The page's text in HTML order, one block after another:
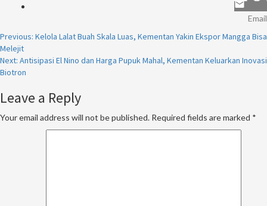
Email
Continue
Reading
Previous: Kelola Lalat Buah Skala Luas, Kementan Yakin Ekspor Mangga Bisa
Melejit
Next: Antisipasi El Nino dan Harga Pupuk Mahal, Kementan Keluarkan Inovasi
Biotron
Leave a Reply
Your email address will not be published. Required fields are marked *